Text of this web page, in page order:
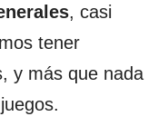
, casi
tener
y más que nada